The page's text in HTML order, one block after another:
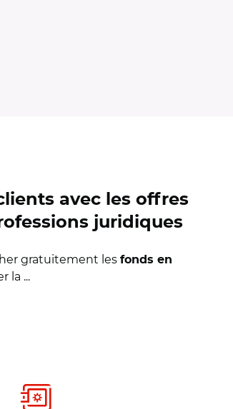
avec les offres
juridiques
gratuitement les fonds en
la ...